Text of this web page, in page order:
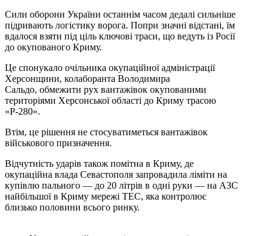
Сили оборони України останнім часом дедалі сильніше
підривають логістику ворога. Попри значні відстані, їм
вдалося взяти під ціль ключові траси, що ведуть із Росії
до окупованого Криму.
Це спонукало очільника окупаційної адміністрації
Херсонщини, колаборанта Володимира
Сальдо, обмежити рух вантажівок окупованими
територіями Херсонської області до Криму трасою
«Р-280».
Втім, це рішення не стосуватиметься вантажівок
військового призначення.
Відчутність ударів також помітна в Криму, де
окупаційна влада Севастополя запровадила ліміти на
купівлю пального — до 20 літрів в одні руки — на АЗС
найбільшої в Криму мережі ТЕС, яка контролює
близько половини всього ринку.